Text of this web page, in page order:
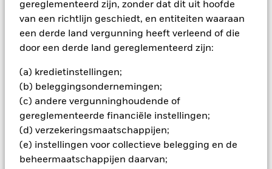
gereglementeerd zijn, zonder dat dit uit hoofde
van een richtlijn geschiedt, en entiteiten waaraan
een derde land vergunning heeft verleend of die
door een derde land gereglementeerd zijn:
(a) kredietinstellingen;
(b) beleggingsondernemingen;
(c) andere vergunninghoudende of
gereglementeerde financiële instellingen;
(d) verzekeringsmaatschappijen;
(e) instellingen voor collectieve belegging en de
beheermaatschappijen daarvan;
potentieel besmettingsrisico (ook bekend als spill-over) voor
andere aandelenklassen in het fonds betekenen. De
beheermaatschappij van het fonds waarborgt dat er
geschikte procedures worden gebruikt om het
minimaliseren. Via het uitklapvakje direct onder de naam van
het fonds, kunt u een lijst van alle aandelenklassen in het
fonds bekijken – aandelenklassen met valutahedging worden
aangegeven door het woord 'Hedged' in de naam van de
aandelenklasse. Daarnaast is een volledige lijst van alle
aandelenklassen met valutahedging op aanvraag
verkrijgbaar bij de beheermaatschappij van het fonds.
In de mate waarin het Fonds effecten uitleent om zijn kosten